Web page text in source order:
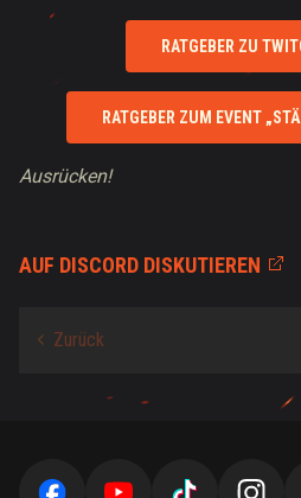
RATGEBER ZU
RATGEBER ZUM EVENT
Ausrücken!
AUF DISCORD DISKUTIEREN